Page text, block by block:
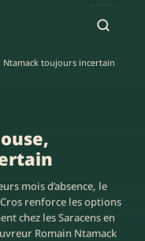
Ntamack toujours incertain
mois d’absence, le
renforce les options
chez les Saracens en
Romain Ntamack